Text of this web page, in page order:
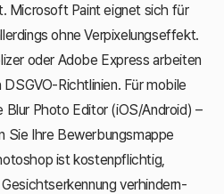
Microsoft Paint eignet sich für
ohne Verpixelungseffekt.
oder Adobe Express arbeiten
Richtlinien. Für mobile
Blur Photo Editor (iOS/Android) –
Sie Ihre Bewerbungsmappe
ist kostenpflichtig,
verhindern-